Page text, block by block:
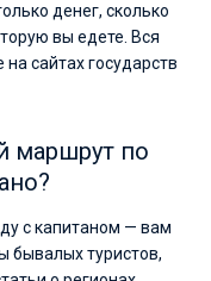
денег, сколько
вы едете. Вся
сайтах государств
маршрут по
с капитаном — вам
бывалых туристов,